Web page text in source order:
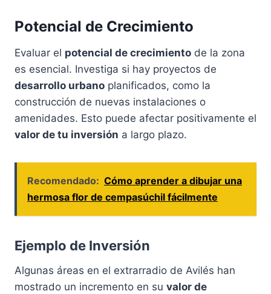
Potencial de Crecimiento
Evaluar el potencial de crecimiento de la zona
es esencial. Investiga si hay proyectos de
desarrollo urbano planificados, como la
construcción de nuevas instalaciones o
amenidades. Esto puede afectar positivamente el
valor de tu inversión a largo plazo.
Recomendado: Cómo aprender a dibujar una
hermosa flor de cempasúchil fácilmente
Ejemplo de Inversión
Algunas áreas en el extrarradio de Avilés han
mostrado un incremento en su valor de